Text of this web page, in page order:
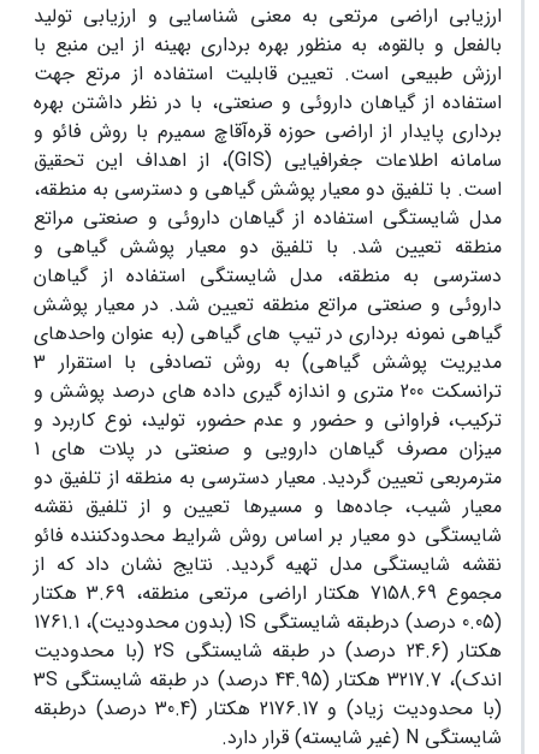
ارزیابی اراضی مرتعی به معنی شناسایی و ارزیابی تولید
بالفعل و بالقوه، به منظور بهره برداری بهینه از این منبع با
ارزش طبیعی است. تعیین قابلیت استفاده از مرتع جهت
استفاده از گیاهان داروئی و صنعتی، با در نظر داشتن بهره
برداری پایدار از اراضی حوزه قره‌آقاچ سمیرم با روش فائو و
سامانه اطلاعات جغرافیایی (GIS)، از اهداف این تحقیق
است. با تلفیق دو معیار پوشش گیاهی و دسترسی به منطقه،
مدل شایستگی استفاده از گیاهان داروئی و صنعتی مراتع
منطقه تعیین شد. با تلفیق دو معیار پوشش گیاهی و
دسترسی به منطقه، مدل شایستگی استفاده از گیاهان
داروئی و صنعتی مراتع منطقه تعیین شد. در معیار پوشش
گیاهی نمونه برداری در تیپ های گیاهی (به عنوان واحدهای
مدیریت پوشش گیاهی) به روش تصادفی با استقرار 3
ترانسکت 200 متری و اندازه گیری داده های درصد پوشش و
ترکیب، فراوانی و حضور و عدم حضور، تولید، نوع کاربرد و
میزان مصرف گیاهان دارویی و صنعتی در پلات های 1
مترمربعی تعیین گردید. معیار دسترسی به منطقه از تلفیق دو
معیار شیب، جاده‌ها و مسیرها تعیین و از تلفیق نقشه
شایستگی دو معیار بر اساس روش شرایط محدودکننده فائو
نقشه شایستگی مدل تهیه گردید. نتایج نشان داد که از
مجموع 7158.69 هکتار اراضی مرتعی منطقه، 3.69 هکتار
(0.05 درصد) درطبقه شایستگی 1S (بدون محدودیت)، 1761.1
هکتار (24.6 درصد) در طبقه شایستگی 2S (با محدودیت
اندک)، 3217.7 هکتار (44.95 درصد) در طبقه شایستگی 3S
(با محدودیت زیاد) و 2176.17 هکتار (30.4 درصد) درطبقه
شایستگی N (غیر شایسته) قرار دارد.